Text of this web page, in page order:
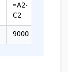
=A2-
C2
9000